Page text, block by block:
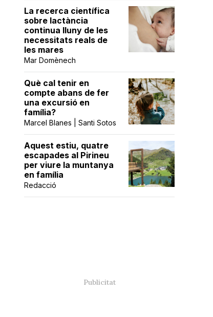
La recerca científica
sobre lactància
continua lluny de les
necessitats reals de
les mares
Mar Domènech
Què cal tenir en
compte abans de fer
una excursió en
família?
Marcel Blanes | Santi Sotos
Aquest estiu, quatre
escapades al Pirineu
per viure la muntanya
en família
Redacció